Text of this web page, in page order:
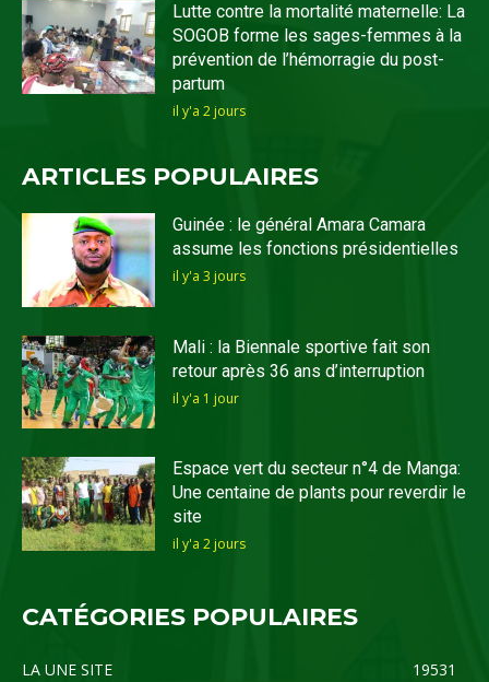
Lutte contre la mortalité maternelle: La
SOGOB forme les sages-femmes à la
prévention de l’hémorragie du post-
partum
il y'a 2 jours
ARTICLES POPULAIRES
Guinée : le général Amara Camara
assume les fonctions présidentielles
il y'a 3 jours
Mali : la Biennale sportive fait son
retour après 36 ans d’interruption
il y'a 1 jour
Espace vert du secteur n°4 de Manga:
Une centaine de plants pour reverdir le
site
il y'a 2 jours
CATÉGORIES POPULAIRES
LA UNE SITE
19531